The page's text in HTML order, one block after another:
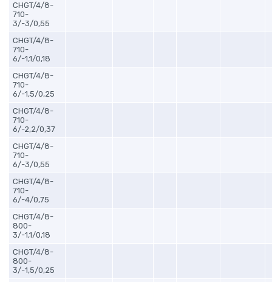
CHGT/4/8-
710-
3/-3/0,55
CHGT/4/8-
710-
6/-1,1/0,18
CHGT/4/8-
710-
6/-1,5/0,25
CHGT/4/8-
710-
6/-2,2/0,37
CHGT/4/8-
710-
6/-3/0,55
CHGT/4/8-
710-
6/-4/0,75
CHGT/4/8-
800-
3/-1,1/0,18
CHGT/4/8-
800-
3/-1,5/0,25